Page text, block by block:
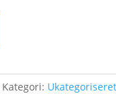
Kategori: Ukategoriseret